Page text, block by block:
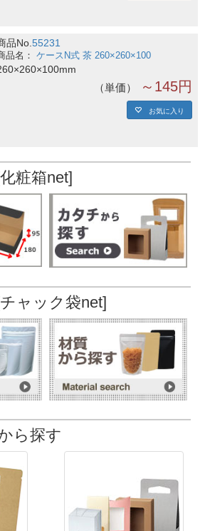
品No.55231
ケースN式 茶 260×260×100
単価 ～145円
お気に入り
箱net]
ック袋net]
ら探す